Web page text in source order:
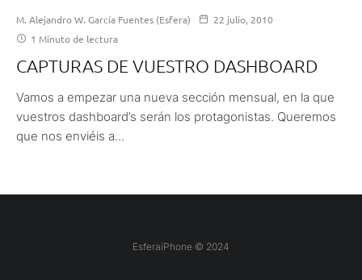
M. Alejandro W. García Fuentes (Esfera)
22 julio, 2010
1 Minuto de lectura
CAPTURAS DE VUESTRO DASHBOARD
Vamos a empezar una nueva sección mensual, en la que
vuestros dashboard’s serán los protagonistas. Queremos
que nos enviéis a...
EsferaiPhone © 2024